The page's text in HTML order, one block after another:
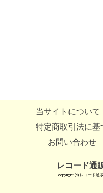
当サイトについて
特定商取引法に基
お問い合わせ
レコード通
copyright (c) レコード通